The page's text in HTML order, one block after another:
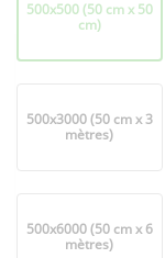
500x500 (50 cm x 50
cm)
500x3000 (50 cm x 3
mètres)
500x6000 (50 cm x 6
mètres)